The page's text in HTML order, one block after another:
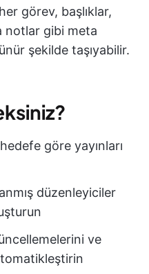
görev, başlıklar,
notlar gibi meta
şekilde taşıyabilir.
göre yayınları
düzenleyiciler
ve